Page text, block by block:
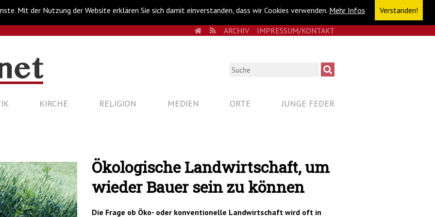
Mit der Nutzung der Website erklären Sie sich damit einverstanden, dass wir Cookies verwenden. Mehr Infos Verstanden!
HOMERSSARCHIV IMPRESSUM/KONTAKT
Suche
KIRCHE RELIGION MEDIEN ORTE JUNGE FEDER
Ökologische Landwirtschaft, um
wieder Bauer sein zu können
Die Frage ob Öko- oder konventionelle Landwirtschaft wird oft in